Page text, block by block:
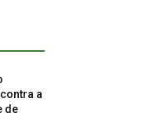
a
de